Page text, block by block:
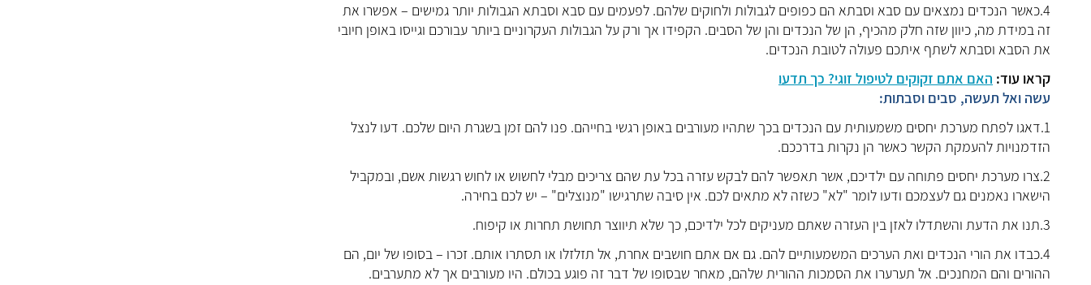
4.כאשר הנכדים נמצאים עם סבא וסבתא הם כפופים לגבולות ולחוקים שלהם. לפעמים עם סבא וסבתא הגבולות יותר גמישים – אפשרו את
זה במידת מה, כיוון שזה חלק מהכיף, הן של הנכדים והן של הסבים. הקפידו אך ורק על הגבולות העקרוניים ביותר עבורכם וגייסו באופן חיובי
את הסבא וסבתא לשתף איתכם פעולה לטובת הנכדים.
קראו עוד: האם אתם זקוקים לטיפול זוגי? כך תדעו
עשה ואל תעשה, סבים וסבתות:
1.דאגו לפתח מערכת יחסים משמעותית עם הנכדים בכך שתהיו מעורבים באופן רגשי בחייהם. פנו להם זמן בשגרת היום שלכם. דעו לנצל
הזדמנויות להעמקת הקשר כאשר הן נקרות בדרככם.
2.צרו מערכת יחסים פתוחה עם ילדיכם, אשר תאפשר להם לבקש עזרה בכל עת שהם צריכים מבלי לחשוש או לחוש רגשות אשם, ובמקביל
הישארו נאמנים גם לעצמכם ודעו לומר "לא" כשזה לא מתאים לכם. אין סיבה שתרגישו "מנוצלים" – יש לכם בחירה.
3.תנו את הדעת והשתדלו לאזן בין העזרה שאתם מעניקים לכל ילדיכם, כך שלא תיווצר תחושת תחרות או קיפוח.
4.כבדו את הורי הנכדים ואת הערכים המשמעותיים להם. גם אם אתם חושבים אחרת, אל תזלזלו או תסתרו אותם. זכרו – בסופו של יום, הם
ההורים והם המחנכים. אל תערערו את הסמכות ההורית שלהם, מאחר שבסופו של דבר זה פוגע בכולם. היו מעורבים אך לא מתערבים.